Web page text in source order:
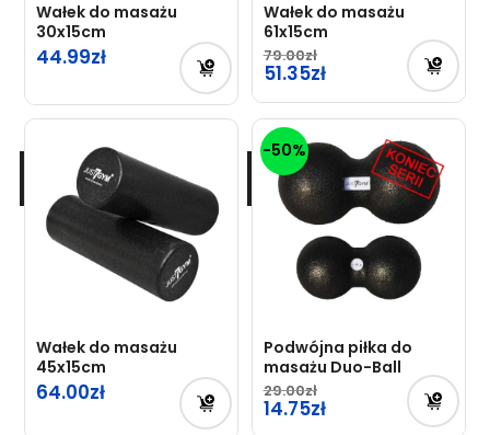
Wałek do masażu
30x15cm
44.99
Wałek do masażu
61x15cm
79.00
Pierwotna
cena
wynosiła:
79.00zł.
51.35
Aktualna
cena
wynosi:
51.35zł.
Wałek do masażu
45x15cm
64.00
-50%
Podwójna piłka do
masażu Duo-Ball
29.00
14.75